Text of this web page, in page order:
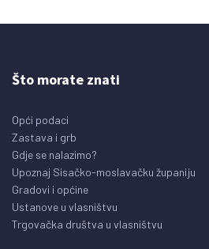
Što morate znati
Opći podaci
Zastava i grb
Gdje se nalazimo?
Upoznaj Sisačko-moslavačku županiju
Gradovi i općine
Ustanove u vlasništvu
Trgovačka društva u vlasništvu